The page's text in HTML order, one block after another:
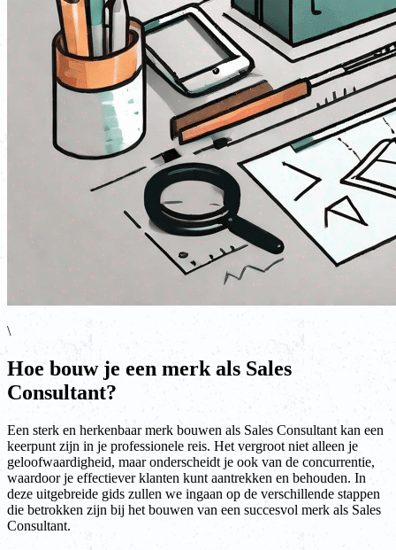
\
Hoe bouw je een merk als Sales
Consultant?
Een sterk en herkenbaar merk bouwen als Sales Consultant kan een
keerpunt zijn in je professionele reis. Het vergroot niet alleen je
geloofwaardigheid, maar onderscheidt je ook van de concurrentie,
waardoor je effectiever klanten kunt aantrekken en behouden. In
deze uitgebreide gids zullen we ingaan op de verschillende stappen
die betrokken zijn bij het bouwen van een succesvol merk als Sales
Consultant.